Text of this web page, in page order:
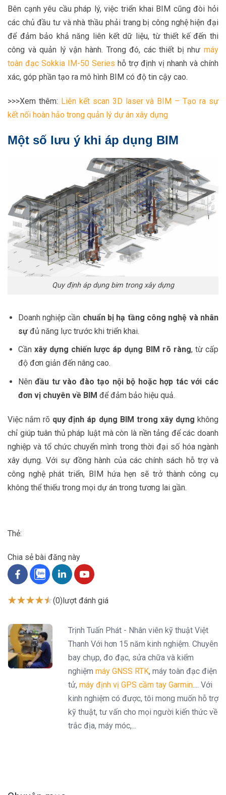
Bên cạnh yêu cầu pháp lý, việc triển khai BIM cũng đòi hỏi
các chủ đầu tư và nhà thầu phải trang bị công nghệ hiện đại
để đảm bảo khả năng liên kết dữ liệu, từ thiết kế đến thi
công và quản lý vận hành. Trong đó, các thiết bị như máy
toàn đạc Sokkia IM-50 Series hỗ trợ định vị nhanh và chính
xác, góp phần tạo ra mô hình BIM có độ tin cậy cao.
>>>Xem thêm: Liên kết scan 3D laser và BIM – Tạo ra sự
kết nối hoàn hảo trong quản lý dự án xây dựng
Một số lưu ý khi áp dụng BIM
Quy định áp dụng bim trong xây dựng
Doanh nghiệp cần chuẩn bị hạ tầng công nghệ và nhân
sựđủ năng lực trước khi triển khai.
Cần xây dựng chiến lược áp dụng BIM rõ ràng, từ cấp
độ đơn giản đến nâng cao.
Nênđầu tư vào đào tạo nội bộ hoặc hợp tác với các
đơn vị chuyên về BIM để đảm bảo hiệu quả.
Việc nắm rõ quy định áp dụng BIM trong xây dựng không
chỉ giúp tuân thủ pháp luật mà còn là nền tảng để các doanh
nghiệp và tổ chức chuyển mình trong thời đại số hóa ngành
xây dựng. Với sự đồng hành của các chính sách hỗ trợ và
công nghệ phát triển, BIM hứa hẹn sẽ trở thành công cụ
không thể thiếu trong mọi dự án trong tương lai gần.
Thẻ:
Chia sẻ bài đăng này
(0) lượt đánh giá
Trịnh Tuấn Phát - Nhân viên kỹ thuật Việt
Thanh Với hơn 15 năm kinh nghiệm. Chuyên
bay chụp, đo đạc, sửa chữa và kiểm
nghiệm máy GNSS RTK, máy toàn đạc điện
tử, máy định vị GPS cầm tay Garmin.... Với
kinh nghiệm có được, tôi mong muốn hỗ trợ
kỹ thuật, tư vấn cho mọi người kiến thức về
trắc địa, máy móc,...